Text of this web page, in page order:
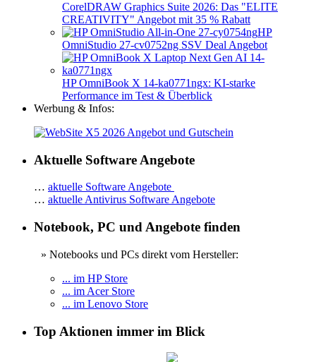
CorelDRAW Graphics Suite 2026: Das "ELITE
CREATIVITY" Angebot mit 35 % Rabatt
HP
OmniStudio 27-cv0752ng SSV Deal Angebot
HP OmniBook X 14-ka0771ngx: KI-starke
Performance im Test & Überblick
Werbung & Infos:
Aktuelle Software Angebote
… aktuelle Software Angebote
… aktuelle Antivirus Software Angebote
Notebook, PC und Angebote finden
» Notebooks und PCs direkt vom Hersteller:
... im HP Store
... im Acer Store
... im Lenovo Store
Top Aktionen immer im Blick